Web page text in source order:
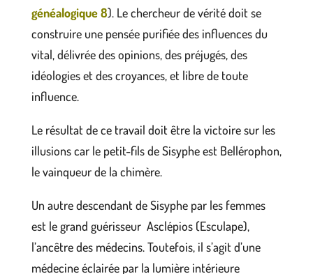
généalogique 8). Le chercheur de vérité doit se
construire une pensée purifiée des influences du
vital, délivrée des opinions, des préjugés, des
idéologies et des croyances, et libre de toute
influence.
Le résultat de ce travail doit être la victoire sur les
illusions car le petit-fils de Sisyphe est Bellérophon,
le vainqueur de la chimère.
Un autre descendant de Sisyphe par les femmes
est le grand guérisseur Asclépios (Esculape),
l’ancêtre des médecins. Toutefois, il s’agit d’une
médecine éclairée par la lumière intérieure